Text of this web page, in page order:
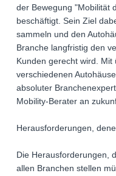
der Bewegung "Mobilität
beschäftigt. Sein Ziel
sammeln und den
Branche langfristig den
Kunden gerecht wird.
verschiedenen
absoluter
Mobility-Berater an
Herausforderungen,
Die Herausforderungen,
allen Branchen stellen